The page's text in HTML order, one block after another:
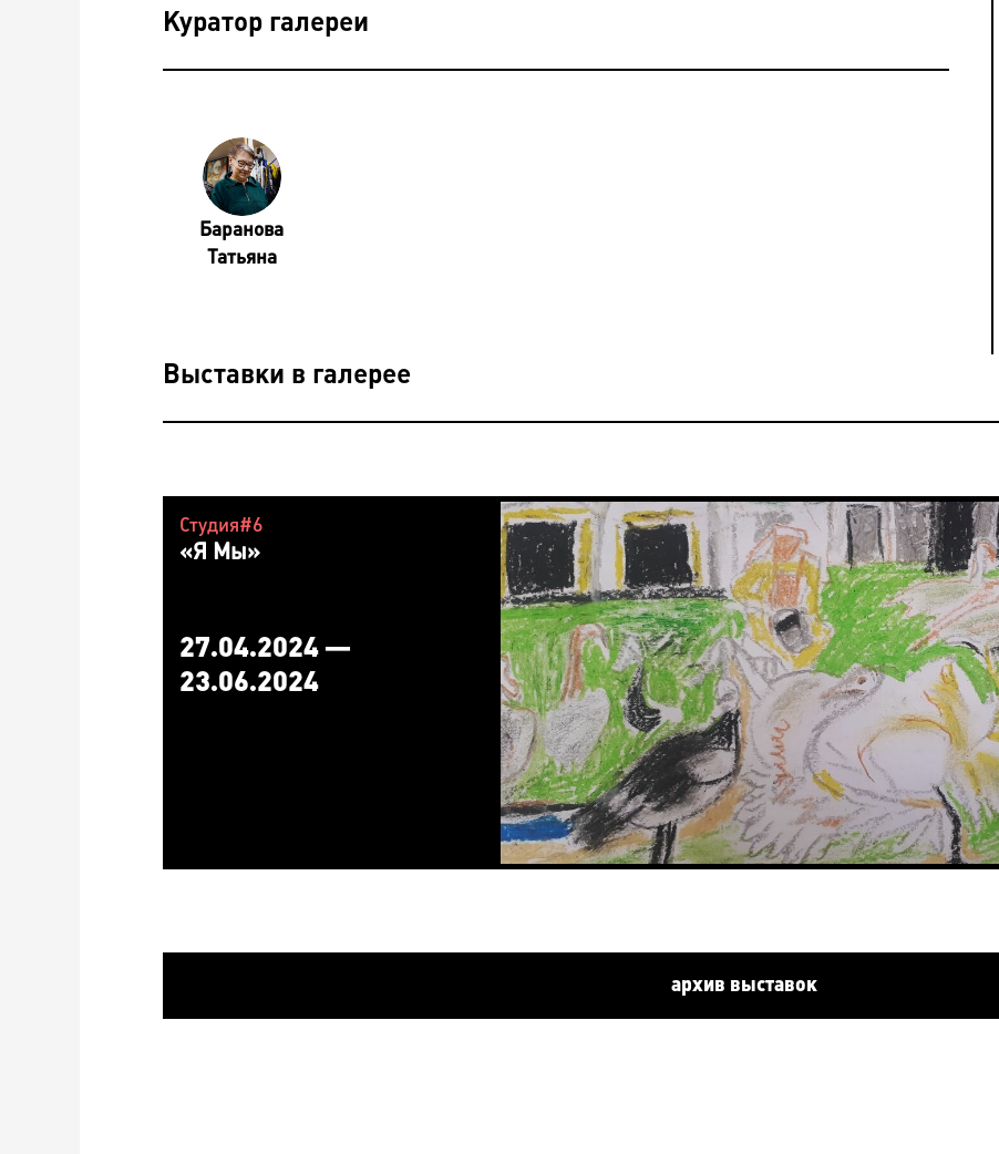
Куратор галереи
Баранова
Татьяна
Выставки в галерее
Студия#6
«Я Мы»
27.04.2024 —
23.06.2024
архив выставок